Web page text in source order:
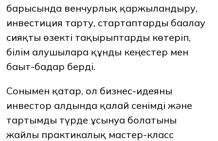
барысында венчурлық қаржыландыру,
инвестиция тарту, стартаптарды бағалау
сияқты өзекті тақырыптарды көтеріп,
білім алушыларға құнды кеңестер мен
бағыт-бағдар берді.
Сонымен қатар, ол бизнес-идеяны
инвестор алдында қалай сенімді және
тартымды түрде ұсынуға болатыны
жайлы практикалық мастер-класс